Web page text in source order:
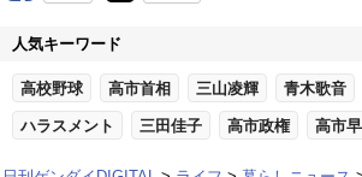
人気キーワード
高校野球 高市首相 三山凌輝 青木歌音
ハラスメント 三田佳子 高市政権 高市